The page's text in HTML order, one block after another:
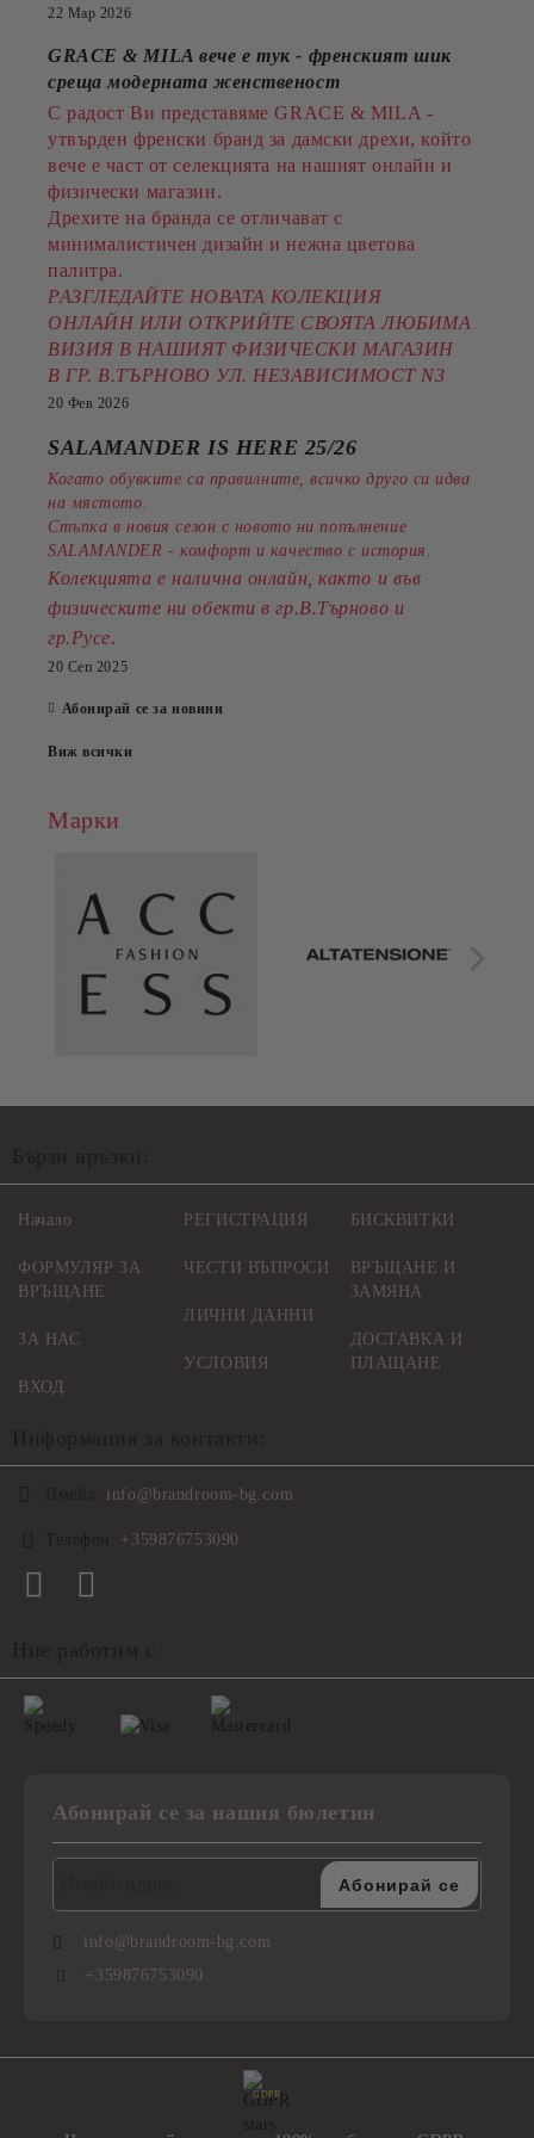
22 Мар 2026
GRACE & MILA вече е тук - френският шик
среща модерната женственост
С радост Ви представяме GRACE & MILA -
утвърден френски бранд за дамски дрехи, който
вече е част от селекцията на нашият онлайн и
физически магазин.
Дрехите на бранда се отличават с
минималистичен дизайн и нежна цветова
палитра.
РАЗГЛЕДАЙТЕ НОВАТА КОЛЕКЦИЯ
ОНЛАЙН ИЛИ ОТКРИЙТЕ СВОЯТА ЛЮБИМА
ВИЗИЯ В НАШИЯТ ФИЗИЧЕСКИ МАГАЗИН
В ГР. В.ТЪРНОВО УЛ. НЕЗАВИСИМОСТ N3
20 Фев 2026
SALAMANDER IS HERE 25/26
Когато обувките са правилните, всичко друго си идва
на мястото.
Стъпка в новия сезон с новото ни попълнение
SALAMANDER - комфорт и качество с история.
Колекцията е налична онлайн, както и във
физическите ни обекти в гр.В.Търново и
гр.Русе.
20 Сеп 2025
Абонирай се за новини
Виж всички
Марки
Начало
ФОРМУЛЯР ЗА
ВРЪЩАНЕ
ЗА НАС
ВХОД
РЕГИСТРАЦИЯ
ЧЕСТИ ВЪПРОСИ
ЛИЧНИ ДАННИ
УСЛОВИЯ
БИСКВИТКИ
ВРЪЩАНЕ И
ЗАМЯНА
ДОСТАВКА И
ПЛАЩАНЕ
info@brandroom-bg.com
+359876753090
Абонирай се за нашия бюлетин
info@brandroom-bg.com
+359876753090
GDPR